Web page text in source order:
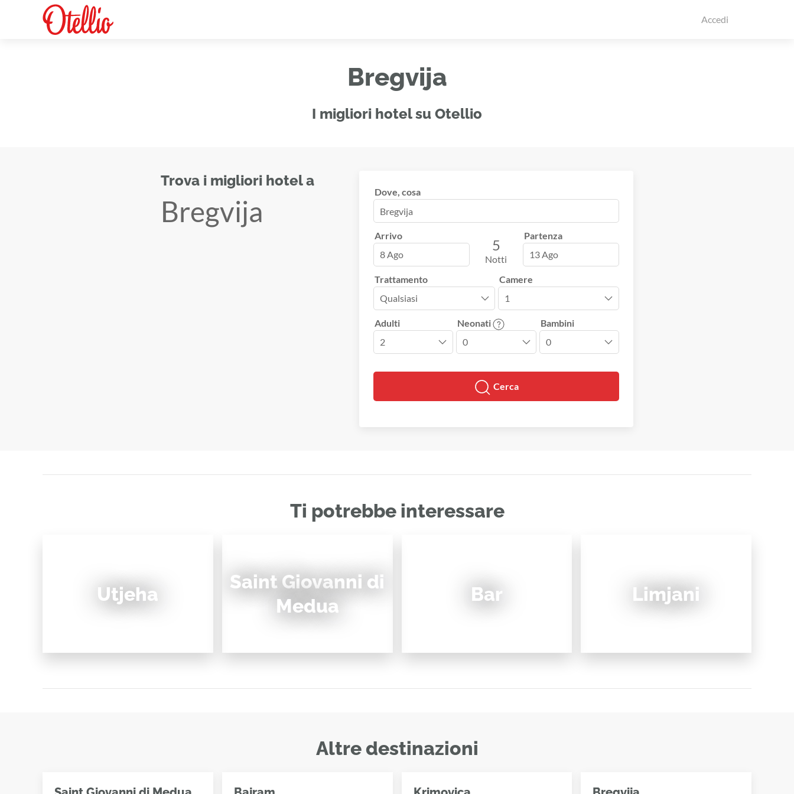
Accedi
Bregvija
I migliori hotel su Otellio
Trova i migliori hotel a
Bregvija
Dove, cosa
Arrivo
8 Ago
5
Notti
Partenza
13 Ago
Trattamento Camere
Adulti Neonati Bambini
Cerca
Ti potrebbe interessare
Utjeha
Saint Giovanni di
Medua
Bar Limjani
Altre destinazioni